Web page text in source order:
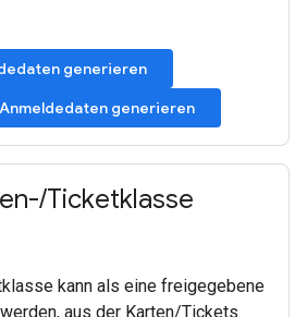
generieren
generieren
/Ticketklasse
kann als eine freigegebene
aus der Karten/Tickets